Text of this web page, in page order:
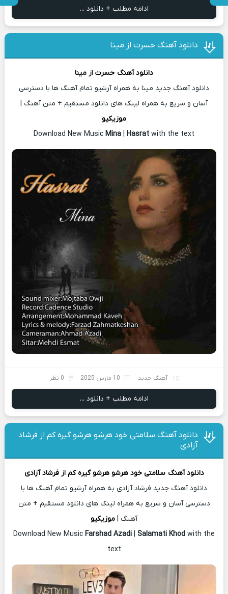
ادامه مطلب + دانلود ...
دانلود آهنگ حسرت از مینا
دانلود آهنگ حسرت از مینا
دانلود آهنگ جدید مینا به همراه آرشیو تمام آهنگ ها با دسترسی
آسان و سریع به همراه لینک های دانلود مستقیم + متن آهنگ |
موزیکیو
Download New Music Mina | Hasrat with the text
آهنگ جدید 10 مارس 2025 0 نظر
ادامه مطلب + دانلود ...
دانلود آهنگ سلامتی خود هرشو هرشو گیره کم از فرشاد
آزادی
دانلود آهنگ سلامتی خود هرشو هرشو گیره کم ازفرشاد آزادی
دانلود آهنگ جدید فرشاد آزادی به همراه آرشیو تمام آهنگ ها با
دسترسی آسان و سریع به همراه لینک های دانلود مستقیم + متن
آهنگ | موزیکیو
Download New Music Farshad Azadi | Salamati Khod with the
text